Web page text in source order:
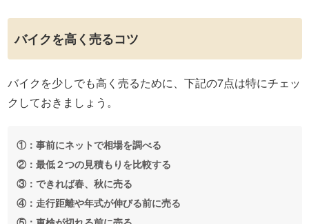
バイクを高く売るコツ
バイクを少しでも高く売るために、下記の7点は特にチェッ
クしておきましょう。
①：事前にネットで相場を調べる
②：最低２つの見積もりを比較する
③：できれば春、秋に売る
④：走行距離や年式が伸びる前に売る